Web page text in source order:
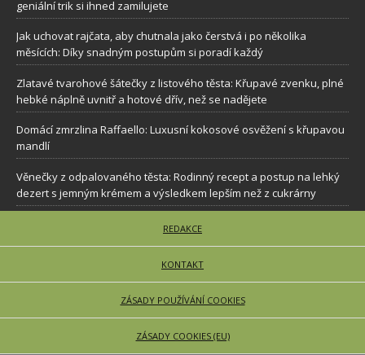
geniální trik si ihned zamilujete
Jak uchovat rajčata, aby chutnala jako čerstvá i po několika
měsících: Díky snadným postupům si poradí každý
Zlatavé tvarohové šátečky z listového těsta: Křupavé zvenku, plné
hebké náplně uvnitř a hotové dřív, než se nadějete
Domácí zmrzlina Raffaello: Luxusní kokosové osvěžení s křupavou
mandlí
Věnečky z odpalovaného těsta: Rodinný recept a postup na lehký
dezert s jemným krémem a výsledkem lepším než z cukrárny
REDAKCE
KONTAKT
ZÁSADY POUŽÍVÁNÍ COOKIES
ZÁSADY COOKIES (EU)